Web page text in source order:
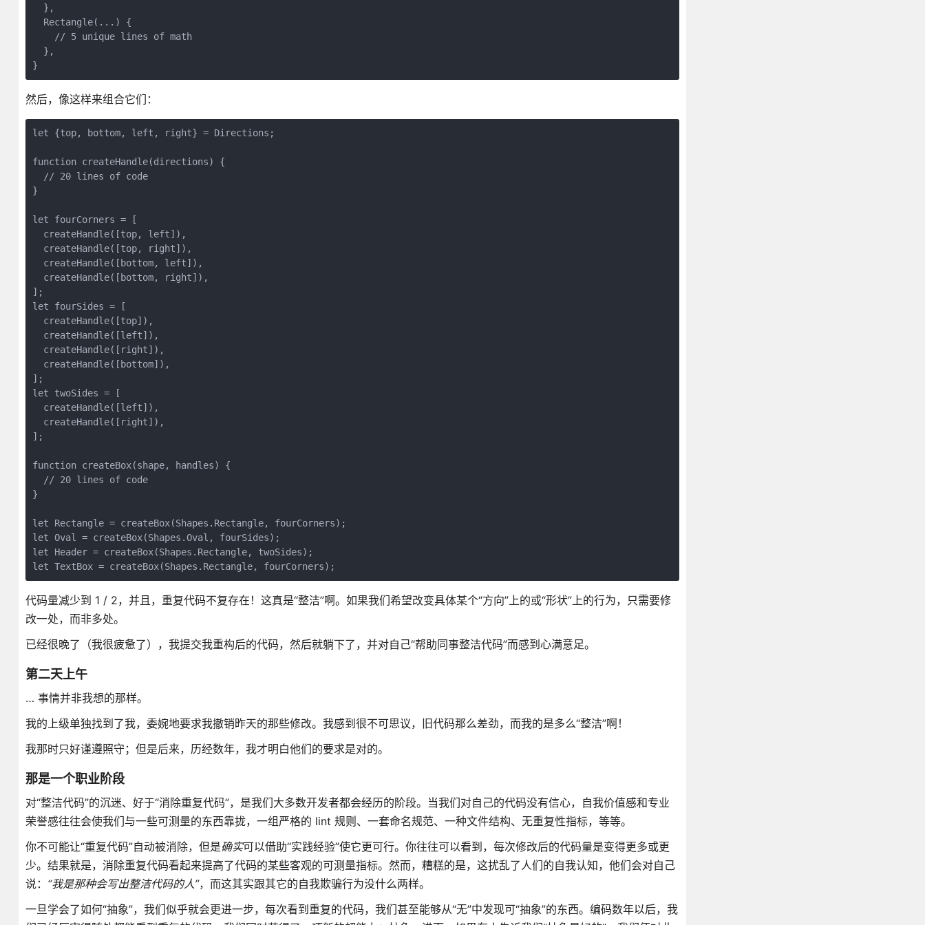
  },
  Rectangle(...) {
    // 5 unique lines of math
  },
}
然后，像这样来组合它们：
let {top, bottom, left, right} = Directions;
function createHandle(directions) {
  // 20 lines of code
}
let fourCorners = [
  createHandle([top, left]),
  createHandle([top, right]),
  createHandle([bottom, left]),
  createHandle([bottom, right]),
];
let fourSides = [
  createHandle([top]),
  createHandle([left]),
  createHandle([right]),
  createHandle([bottom]),
];
let twoSides = [
  createHandle([left]),
  createHandle([right]),
];
function createBox(shape, handles) {
  // 20 lines of code
}
let Rectangle = createBox(Shapes.Rectangle, fourCorners);
let Oval = createBox(Shapes.Oval, fourSides);
let Header = createBox(Shapes.Rectangle, twoSides);
let TextBox = createBox(Shapes.Rectangle, fourCorners);
代码量减少到 1 / 2，并且，重复代码不复存在！这真是“整洁”啊。如果我们希望改变具体某个“方向”上的或“形状”上的行为，只需要修
改一处，而非多处。
已经很晚了（我很疲惫了），我提交我重构后的代码，然后就躺下了，并对自己“帮助同事整洁代码”而感到心满意足。
第二天上午
… 事情并非我想的那样。
我的上级单独找到了我，委婉地要求我撤销昨天的那些修改。我感到很不可思议，旧代码那么差劲，而我的是多么“整洁”啊！
我那时只好谨遵照守；但是后来，历经数年，我才明白他们的要求是对的。
那是一个职业阶段
对“整洁代码”的沉迷、好于“消除重复代码”，是我们大多数开发者都会经历的阶段。当我们对自己的代码没有信心，自我价值感和专业
荣誉感往往会使我们与一些可测量的东西靠拢，一组严格的 lint 规则、一套命名规范、一种文件结构、无重复性指标，等等。
你不可能让“重复代码”自动被消除，但是确实可以借助“实践经验”使它更可行。你往往可以看到，每次修改后的代码量是变得更多或更
少。结果就是，消除重复代码看起来提高了代码的某些客观的可测量指标。然而，糟糕的是，这扰乱了人们的自我认知，他们会对自己
说： “我是那种会写出整洁代码的人”，而这其实跟其它的自我欺骗行为没什么两样。
一旦学会了如何“抽象”，我们似乎就会更进一步，每次看到重复的代码，我们甚至能够从“无”中发现可“抽象”的东西。编码数年以后，我